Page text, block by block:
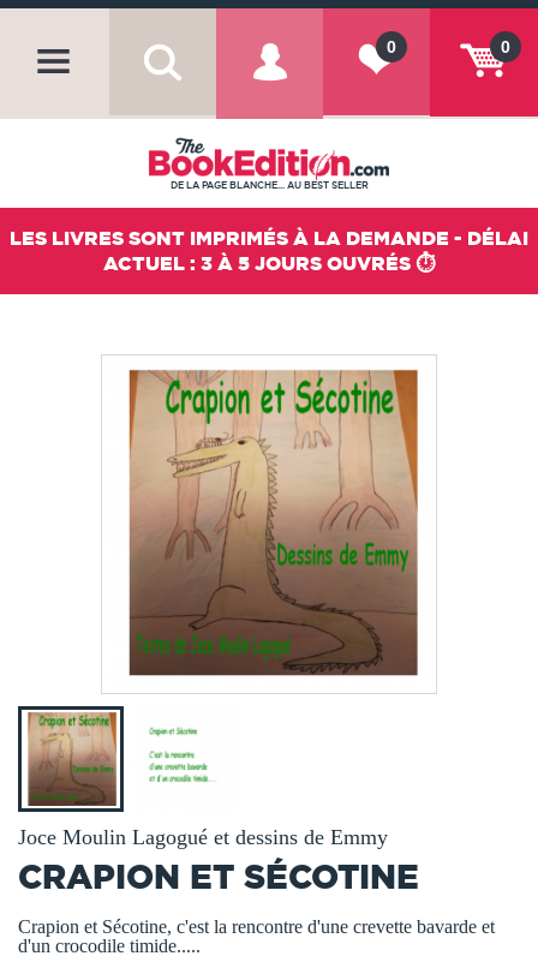
0
0
DE LA PAGE BLANCHE... AU BEST SELLER
LES LIVRES SONT IMPRIMÉS À LA DEMANDE - DÉLAI
ACTUEL : 3 À 5 JOURS OUVRÉS ⏱️
Joce Moulin Lagogué et dessins de Emmy
CRAPION ET SÉCOTINE
Crapion et Sécotine, c'est la rencontre d'une crevette bavarde et
d'un crocodile timide.....